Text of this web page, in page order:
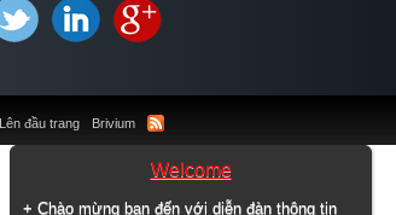
Welcome
+ Chào mừng bạn đến với diễn đàn thông tin
Lên đầu trang Brivium